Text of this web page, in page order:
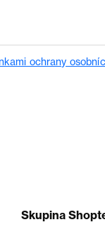
ochrany
Skupina